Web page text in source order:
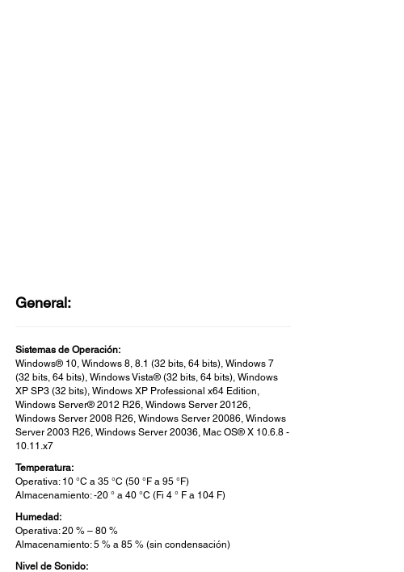
General:
Sistemas de Operación:
Windows® 10, Windows 8, 8.1 (32 bits, 64 bits), Windows 7
(32 bits, 64 bits), Windows Vista® (32 bits, 64 bits), Windows
XP SP3 (32 bits), Windows XP Professional x64 Edition,
Windows Server® 2012 R26, Windows Server 20126,
Windows Server 2008 R26, Windows Server 20086, Windows
Server 2003 R26, Windows Server 20036, Mac OS® X 10.6.8 -
10.11.x7
Temperatura:
Operativa: 10 °C a 35 °C (50 °F a 95 °F)
Almacenamiento: -20 ° a 40 °C (Fi 4 ° F a 104 F)
Humedad:
Operativa: 20 % – 80 %
Almacenamiento: 5 % a 85 % (sin condensación)
Nivel de Sonido: